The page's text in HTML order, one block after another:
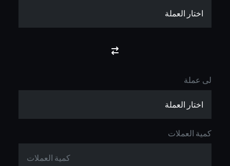
لى عملة
كمية العملات